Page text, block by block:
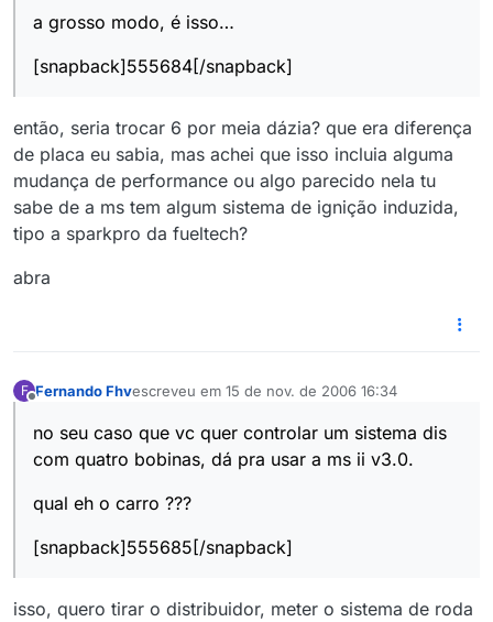
a grosso modo, é isso…
[snapback]555684[/snapback]
então, seria trocar 6 por meia dázia? que era diferença
de placa eu sabia, mas achei que isso incluia alguma
mudança de performance ou algo parecido nela tu
sabe de a ms tem algum sistema de ignição induzida,
tipo a sparkpro da fueltech?
abra
F Fernando Fhvescreveu em 15 de nov. de 2006 16:34
última edição por
no seu caso que vc quer controlar um sistema dis
com quatro bobinas, dá pra usar a ms ii v3.0.
qual eh o carro ???
[snapback]555685[/snapback]
isso, quero tirar o distribuidor, meter o sistema de roda